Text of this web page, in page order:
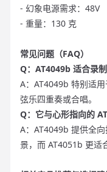
- 幻象电源需求：48V
- 重量：130 克
常见问题（FAQ）
Q：AT4049b 适合录
A：AT4049b 特别适
弦乐四重奏或合唱。
Q：它与心形指向的
A：AT4049b 提供全
景，而 AT4051b 更适